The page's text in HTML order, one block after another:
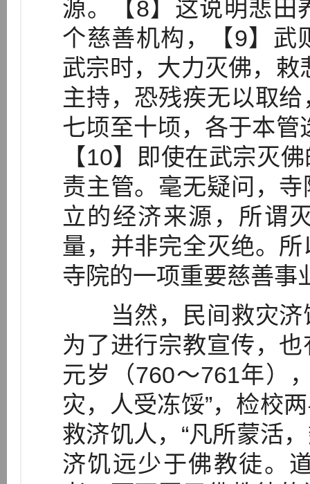
源。【8】这说明悲田
个慈善机构，【9】武
武宗时，大力灭佛，敕
主持，恐残疾无以取
七顷至十顷，各于本管
【10】即使在武宗灭
责主管。毫无疑问，
立的经济来源，所谓
量，并非完全灭绝。
寺院的一项重要慈善事
当然，民间救灾济
为了进行宗教宣传，
元岁（760～761年）
灾，人受冻馁”，检校
救济饥人，“凡所蒙活
济饥远少于佛教徒。